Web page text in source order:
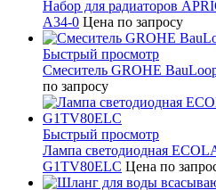
Набор для радиаторов
A34-0 Цена по запросу
Быстрый просмотр
Смеситель GROHE
по запросу
Быстрый просмотр
Лампа светодиодная
G1TV80ELC Цена по